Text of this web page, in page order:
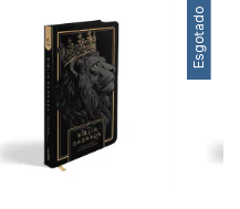
Esgotado